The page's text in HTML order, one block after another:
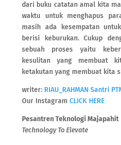
dari buku catatan amal kita
waktu untuk menghapus
masih ada kesempatan
berisi keburukan. Cukup
sebuah proses yaitu
kesulitan yang membuat
ketakutan yang membuat kita
writer:RIAU_RAHMAN Santri
Our Instagram CLICK HERE
Pesantren Teknologi Majapahit
Technology To Elevate